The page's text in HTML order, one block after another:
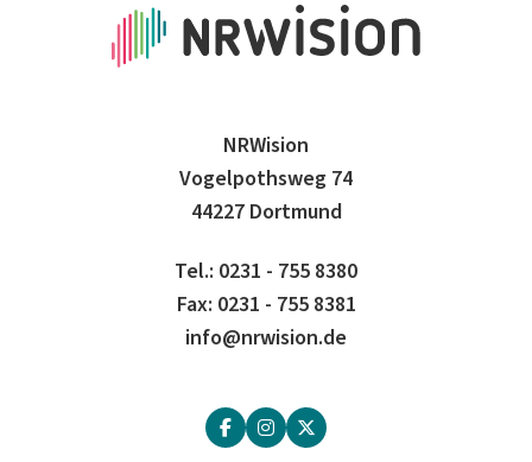
NRWision
Vogelpothsweg 74
44227 Dortmund
Tel.: 0231 - 755 8380
Fax: 0231 - 755 8381
info@nrwision.de